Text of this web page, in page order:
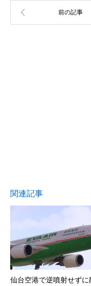
関連記事
仙台空港で逆噴射せずに